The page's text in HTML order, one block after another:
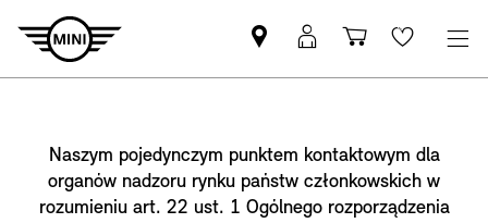
Znajdź
Partnera
Logowanie
MyMini
KoszykWishlist
Naszym pojedynczym punktem kontaktowym dla
organów nadzoru rynku państw członkowskich w
rozumieniu art. 22 ust. 1 Ogólnego rozporządzenia